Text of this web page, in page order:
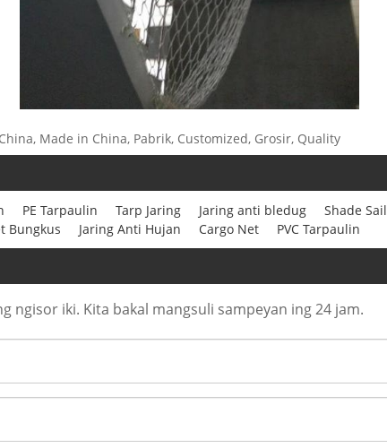
Made in China, Pabrik, Customized, Grosir, Quality
PE Tarpaulin Tarp Jaring Jaring anti bledug Shade Sail
Bungkus Jaring Anti Hujan Cargo Net PVC Tarpaulin
ngisor iki. Kita bakal mangsuli sampeyan ing 24 jam.